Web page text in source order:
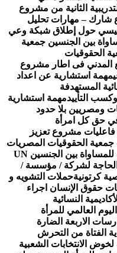
الثانية من مشروع
– مهارات تحليل
حول إطلاق شبكة وعي
بين الجنسين جمعية
الحقوقيات
فى اطار مشروع
استشارية عن اعداد
المستهدفة
التأييدمهمة استشارية
ومصريين بلا حدود
حق كل امرأة
مشروع تعزيز
الحقوقيات المصريات
AEFL بالتعاون مع هيئة الامم المتحدة للمساواة بين الجنسين UN
لشركة / مؤسسة /
كرتونيةحملات التشويه و
حقوق الإنسان اجراء
النسائية
العالمي للمرأة
الاربعة الضارة
الفتاة من التحرش
الانتخابات الشعبية